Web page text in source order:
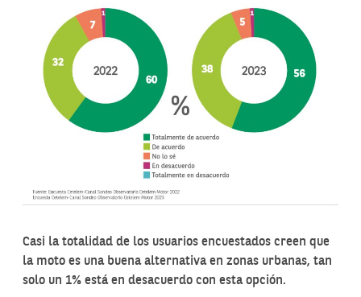
Casi la totalidad de los usuarios encuestados creen que
la moto es una buena alternativa en zonas urbanas, tan
solo un 1% está en desacuerdo con esta opción.